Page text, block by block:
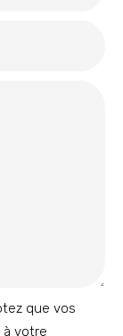
que vos
votre